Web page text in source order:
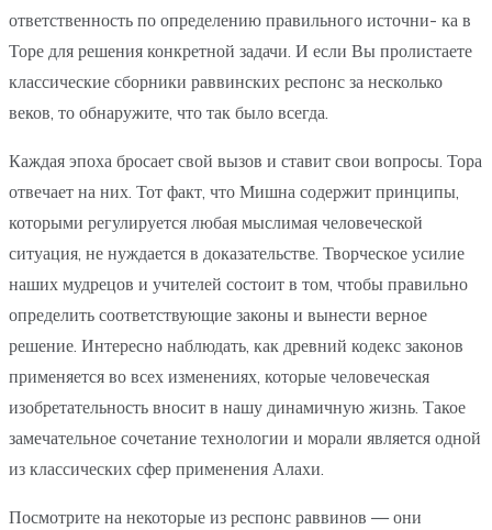
ответственность по определению правильного источни- ка в
Торе для решения конкретной задачи. И если Вы пролистаете
классические сборники раввинских респонс за несколько
веков, то обнаружите, что так было всегда.
Каждая эпоха бросает свой вызов и ставит свои вопросы. Тора
отвечает на них. Тот факт, что Мишна содержит принципы,
которыми регулируется любая мыслимая человеческой
ситуация, не нуждается в доказательстве. Творческое усилие
наших мудрецов и учителей состоит в том, чтобы правильно
определить соответствующие законы и вынести верное
решение. Интересно наблюдать, как древний кодекс законов
применяется во всех изменениях, которые человеческая
изобретательность вносит в нашу динамичную жизнь. Такое
замечательное сочетание технологии и морали является одной
из классических сфер применения Алахи.
Посмотрите на некоторые из респонс раввинов — они